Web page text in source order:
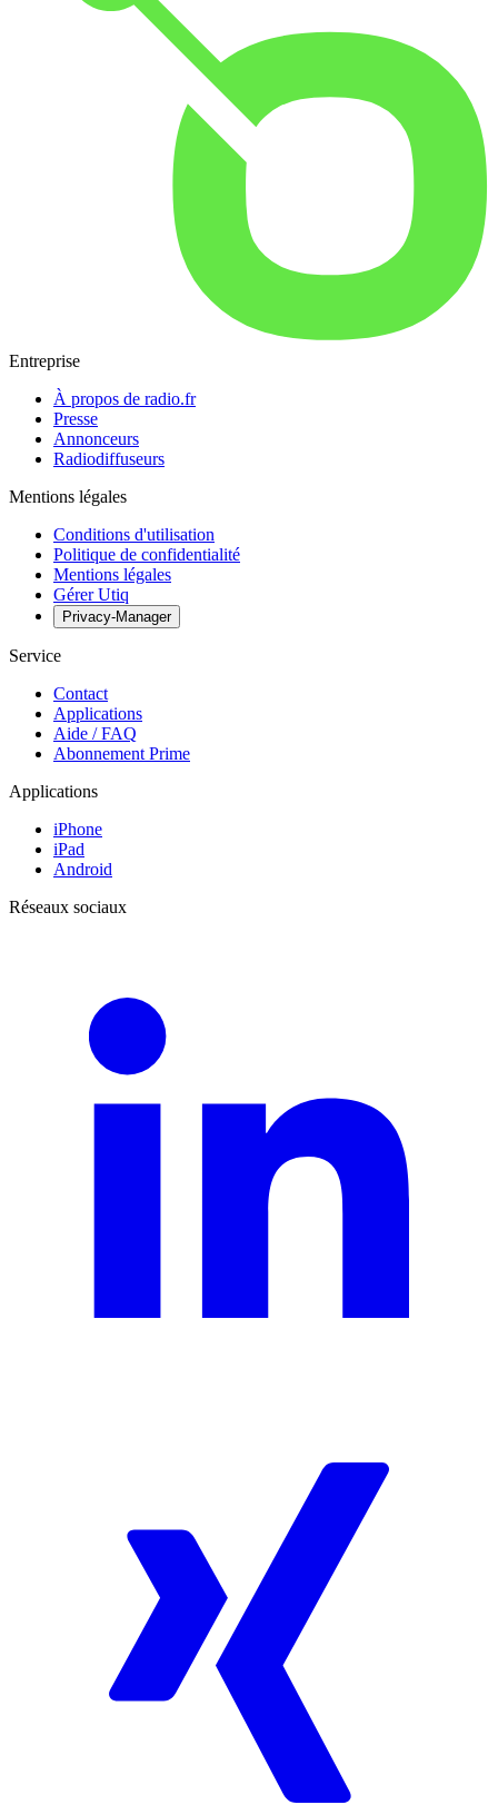
Entreprise
À propos de radio.fr
Presse
Annonceurs
Radiodiffuseurs
Mentions légales
Conditions d'utilisation
Politique de confidentialité
Mentions légales
Gérer Utiq
Privacy-Manager
Service
Contact
Applications
Aide / FAQ
Abonnement Prime
Applications
iPhone
iPad
Android
Réseaux sociaux